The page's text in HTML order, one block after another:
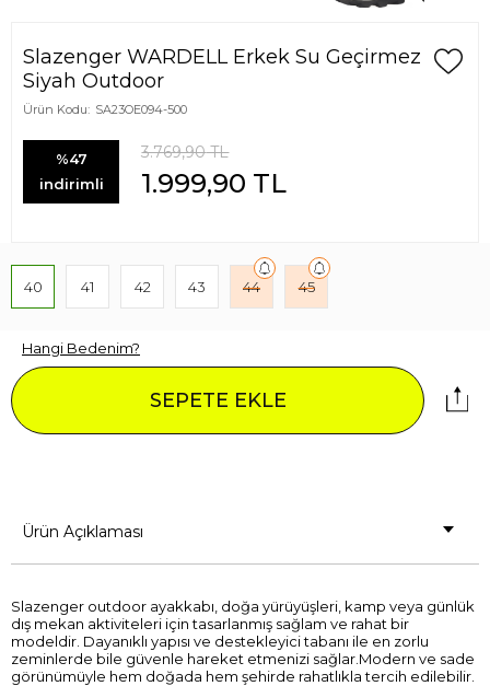
Slazenger WARDELL Erkek Su Geçirmez
Siyah Outdoor
Ürün Kodu: SA23OE094-500
%47
indirimli
3.769,90TL
1.999,90 TL
40 41 42 43 44 45
Hangi Bedenim?
SEPETE EKLE
Ürün Açıklaması
Slazenger outdoor ayakkabı, doğa yürüyüşleri, kamp veya günlük
dış mekan aktiviteleri için tasarlanmış sağlam ve rahat bir
modeldir. Dayanıklı yapısı ve destekleyici tabanı ile en zorlu
zeminlerde bile güvenle hareket etmenizi sağlar.Modern ve sade
görünümüyle hem doğada hem şehirde rahatlıkla tercih edilebilir.